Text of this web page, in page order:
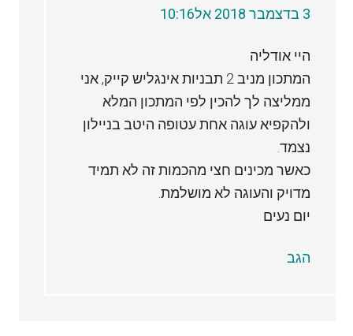
3 בדצמבר 2018 אל10:16
היי אודליה
המתכון מניב 2 תבניות אינגליש קייק, אני
ממליצה לך להכין לפי המתכון המלא
ולהקפיא עוגה אחת עטופה היטב בניילון
נצמד.
כאשר מכינים חצי מהכמות זה לא תמיד
מדויק והעוגה לא מושלמת.
יום נעים
הגב